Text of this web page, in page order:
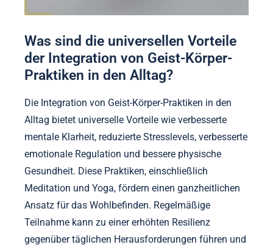
Was sind die universellen Vorteile
der Integration von Geist-Körper-
Praktiken in den Alltag?
Die Integration von Geist-Körper-Praktiken in den
Alltag bietet universelle Vorteile wie verbesserte
mentale Klarheit, reduzierte Stresslevels, verbesserte
emotionale Regulation und bessere physische
Gesundheit. Diese Praktiken, einschließlich
Meditation und Yoga, fördern einen ganzheitlichen
Ansatz für das Wohlbefinden. Regelmäßige
Teilnahme kann zu einer erhöhten Resilienz
gegenüber täglichen Herausforderungen führen und